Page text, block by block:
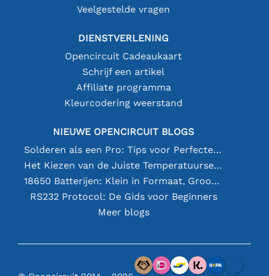
Veelgestelde vragen
DIENSTVERLENING
Opencircuit Cadeaukaart
Schrijf een artikel
Affiliate programma
Kleurcodering weerstand
NIEUWE OPENCIRCUIT BLOGS
Solderen als een Pro: Tips voor Perfecte Elektronische Verbindingen
Het Kiezen van de Juiste Temperatuursensor [youtube]
18650 Batterijen: Klein in Formaat, Groot in Prestatie
RS232 Protocol: De Gids voor Beginners
Meer blogs